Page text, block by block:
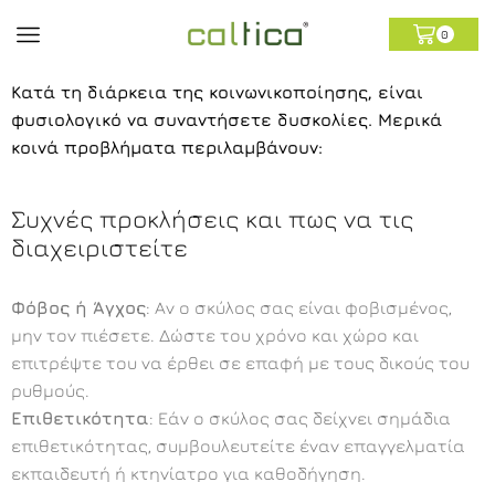
0
Κατά τη διάρκεια της κοινωνικοποίησης, είναι
φυσιολογικό να συναντήσετε δυσκολίες. Μερικά
κοινά προβλήματα περιλαμβάνουν:
Συχνές προκλήσεις και πως να τις
διαχειριστείτε
Φόβος ή Άγχος: Αν ο σκύλος σας είναι φοβισμένος,
μην τον πιέσετε. Δώστε του χρόνο και χώρο και
επιτρέψτε του να έρθει σε επαφή με τους δικούς του
ρυθμούς.
Επιθετικότητα: Εάν ο σκύλος σας δείχνει σημάδια
επιθετικότητας, συμβουλευτείτε έναν επαγγελματία
εκπαιδευτή ή κτηνίατρο για καθοδήγηση.